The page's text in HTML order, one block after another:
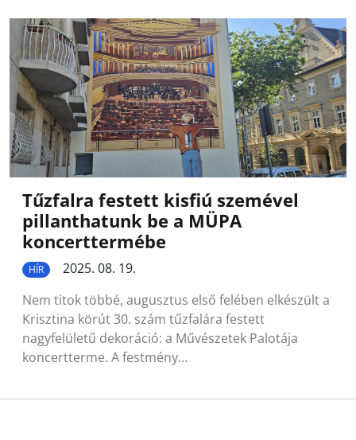
Tűzfalra festett kisfiú szemével
pillanthatunk be a MÜPA
koncerttermébe
HÍR
2025. 08. 19.
Nem titok többé, augusztus első felében elkészült a
Krisztina körút 30. szám tűzfalára festett
nagyfelületű dekoráció: a Művészetek Palotája
koncertterme. A festmény…